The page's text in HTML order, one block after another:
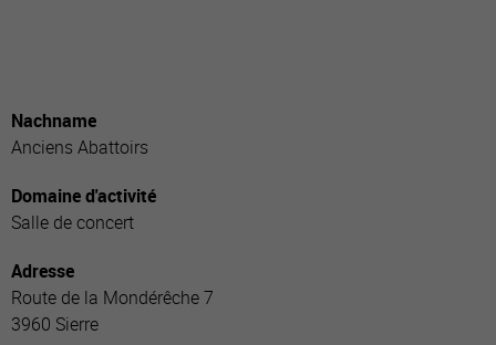
Nachname
Anciens Abattoirs
Domaine d'activité
Salle de concert
Adresse
Route de la Mondérêche 7
3960 Sierre